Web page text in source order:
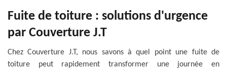
Fuite de toiture : solutions d'urgence
par Couverture J.T
Chez Couverture J.T, nous savons à quel point une fuite de
toiture peut rapidement transformer une journée en